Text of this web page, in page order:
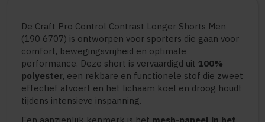
De Craft Pro Control Contrast Longer Shorts Men
(190 6707) is ontworpen voor sporters die gaan voor
comfort, bewegingsvrijheid en optimale
performance. Deze short is vervaardigd uit 100%
polyester, een rekbare en functionele stof die zweet
effectief afvoert en het lichaam koel en droog houdt
tijdens intensieve inspanning.
Een aanzienlijk kenmerk is het mesh-paneel in het